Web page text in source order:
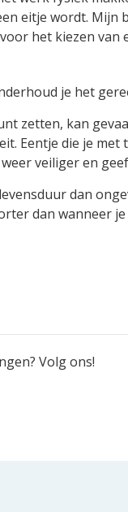
eitje wordt. Mijn
het kiezen van
je het
zetten, kan
Eentje die je met
veiliger en
dan
dan wanneer
Volg ons!